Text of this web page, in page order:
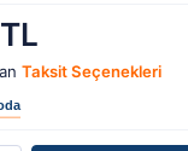
Taksit Seçenekleri